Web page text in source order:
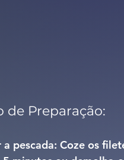
de Preparação:
a pescada: Coze os